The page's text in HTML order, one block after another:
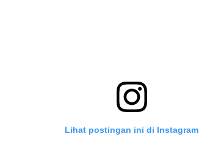
Lihat postingan ini di Instagram